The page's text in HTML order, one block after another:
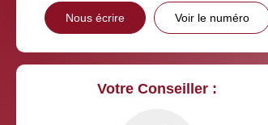
Nous écrire Voir le numéro
Votre Conseiller :